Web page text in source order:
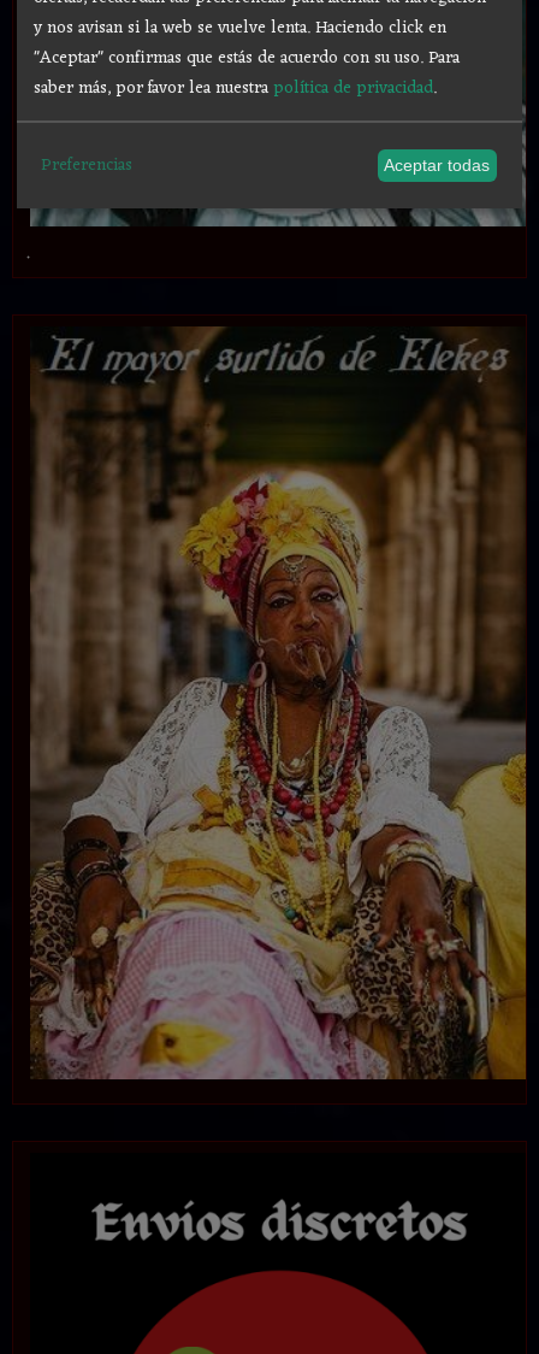
.
y nos avisan si la web se vuelve lenta. Haciendo click en
"Aceptar" confirmas que estás de acuerdo con su uso.Para
saber más, por favor lea nuestrapolítica de privacidad.
Preferencias Aceptar todas